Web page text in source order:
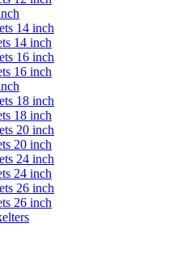
14 inch
14 inch
16 inch
16 inch
18 inch
18 inch
20 inch
20 inch
24 inch
24 inch
26 inch
26 inch